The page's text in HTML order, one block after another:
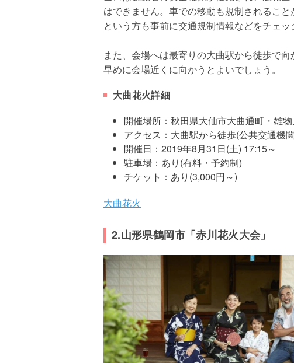
はできません。車での移動も規制されるこ
という方も事前に交通規制情報などをチェッ
また、会場へは最寄りの大曲駅から徒歩で
早めに会場近くに向かうとよいでしょう。
大曲花火詳細
開催場所：秋田県大仙市大曲通町・雄
アクセス：大曲駅から徒歩(公共交通機
開催日：2019年8月31日(土) 17:15～
駐車場：あり(有料・予約制)
チケット：あり(3,000円～)
大曲花火
2.山形県鶴岡市「赤川花火大会」